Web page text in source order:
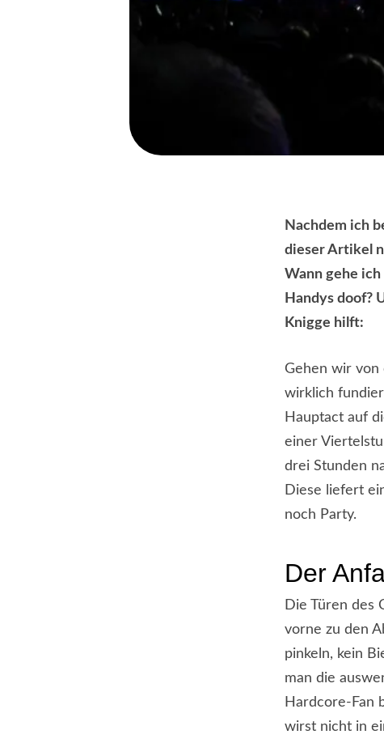
Nachdem ich
dieser Artikel
Wann gehe
Handys doof?
Knigge hilft:
Gehen wir von
wirklich
Hauptact auf
einer
drei Stunden
Diese liefert
noch Party.
Der
Die Türen des
vorne zu den
pinkeln, kein
man die
Hardcore-Fan
wirst nicht in